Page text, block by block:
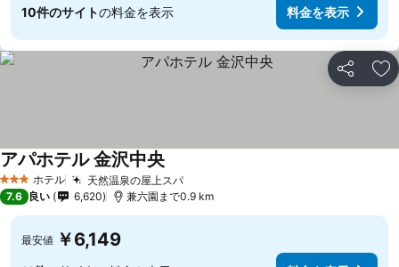
10件のサイトの料金を表示 料金を表示
シェア お
3 ホテルのランク
ホテル 天然温泉の屋上スパ料金を表示
アパホテル 金沢中央料金を表示
7.6 良い 6,620 兼六園まで0.9 km
最安値 ￥6,149